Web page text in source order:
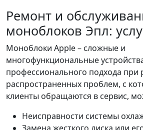
Ремонт и
моноблоков Эпл:
Моноблоки Apple – сложные и
многофункциональные
профессионального подхода при
распространенных проблем, с
клиенты обращаются в сервис,
Неисправности системы